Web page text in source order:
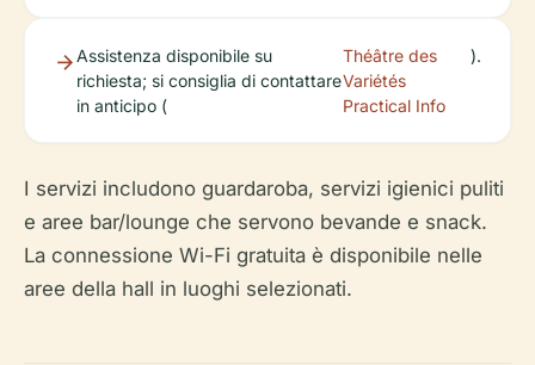
Assistenza disponibile su
richiesta; si consiglia di contattare
in anticipo (
Théâtre des
Variétés
Practical Info
).
I servizi includono guardaroba, servizi igienici puliti
e aree bar/lounge che servono bevande e snack.
La connessione Wi-Fi gratuita è disponibile nelle
aree della hall in luoghi selezionati.